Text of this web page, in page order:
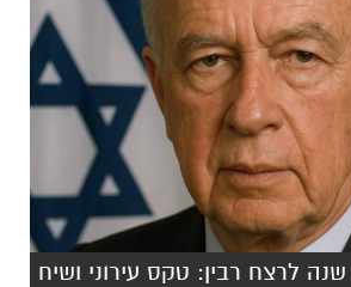
לרצח רבין: טקס עירוני ושיח